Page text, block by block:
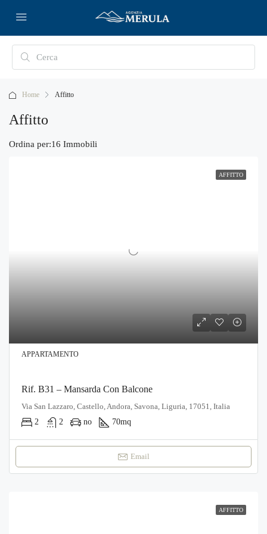
Home Affitto
Affitto
16 Immobili
Ordina per:
AFFITTO
APPARTAMENTO
Rif. B31 – Mansarda Con Balcone
Via San Lazzaro, Castello, Andora, Savona, Liguria, 17051, Italia
2
2 no 70mq
Email
AFFITTO